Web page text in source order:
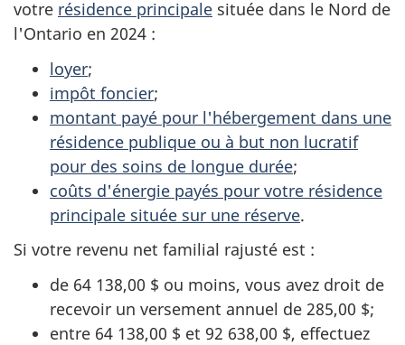
votre résidence principale située dans le Nord de
l'Ontario en 2024 :
loyer;
impôt foncier;
montant payé pour l'hébergement dans une
résidence publique ou à but non lucratif
pour des soins de longue durée;
coûts d'énergie payés pour votre résidence
principale située sur une réserve.
Si votre revenu net familial rajusté est :
de 64 138,00 $ ou moins, vous avez droit de
recevoir un versement annuel de 285,00 $;
entre 64 138,00 $ et 92 638,00 $, effectuez